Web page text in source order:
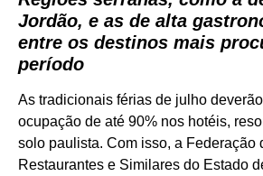
Jordão, e as de alta
entre os destinos mais
período
As tradicionais férias de julho
ocupação de até 90% nos hotéis,
solo paulista. Com isso, a Federação
Restaurantes e Similares do Estado